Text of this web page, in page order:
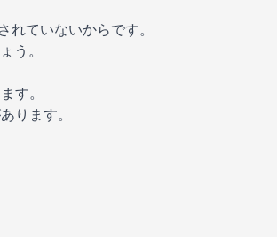
ていないからです。
う。
す。
ります。